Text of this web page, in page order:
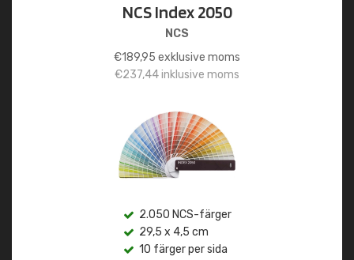
NCS Index 2050
NCS
€189,95 exklusive moms
€237,44inklusive moms
2.050 NCS-färger
29,5 x 4,5 cm
10 färger per sida